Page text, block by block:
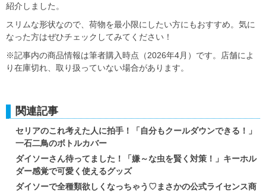
紹介しました。
スリムな形状なので、荷物を最小限にしたい方にもおすすめ。気に
なった方はぜひチェックしてみてください！
※記事内の商品情報は筆者購入時点（2026年4月）です。店舗によ
り在庫切れ、取り扱っていない場合があります。
関連記事
セリアのこれ考えた人に拍手！「自分もクールダウンできる！」
一石二鳥のボトルカバー
ダイソーさん待ってました！「嫌～な虫を賢く対策！」キーホル
ダー感覚で可愛く使えるグッズ
ダイソーで全種類欲しくなっちゃう♡まさかの公式ライセンス商